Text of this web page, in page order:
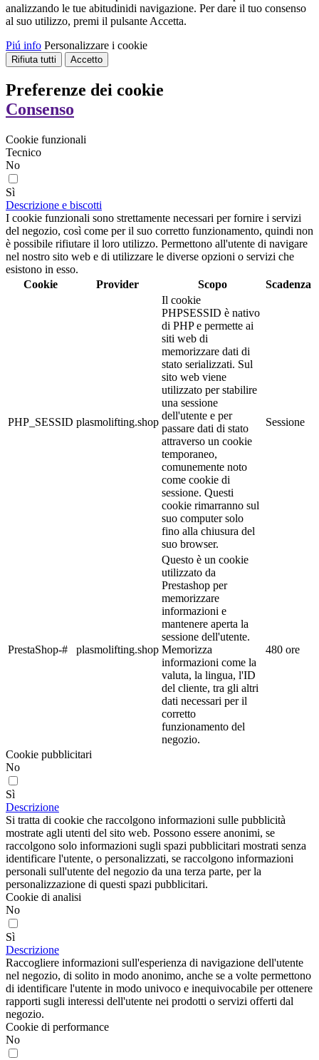
analizzando le tue abitudinidi navigazione. Per dare il tuo consenso
al suo utilizzo, premi il pulsante Accetta.
Piú info Personalizzare i cookie
Rifiuta tutti Accetto
Preferenze dei cookie
Consenso
Cookie funzionali
Tecnico
No
Sì
Descrizione e biscotti
I cookie funzionali sono strettamente necessari per fornire i servizi
del negozio, così come per il suo corretto funzionamento, quindi non
è possibile rifiutare il loro utilizzo. Permettono all'utente di navigare
nel nostro sito web e di utilizzare le diverse opzioni o servizi che
esistono in esso.
Cookie
Provider Scopo Scadenza
PHP_SESSID plasmolifting.shop
Il cookie
PHPSESSID è nativo
di PHP e permette ai
siti web di
memorizzare dati di
stato serializzati. Sul
sito web viene
utilizzato per stabilire
una sessione
dell'utente e per
passare dati di stato
attraverso un cookie
temporaneo,
comunemente noto
come cookie di
sessione. Questi
cookie rimarranno sul
suo computer solo
fino alla chiusura del
suo browser.
Sessione
PrestaShop-# plasmolifting.shop
Questo è un cookie
utilizzato da
Prestashop per
memorizzare
informazioni e
mantenere aperta la
sessione dell'utente.
Memorizza
informazioni come la
valuta, la lingua, l'ID
del cliente, tra gli altri
dati necessari per il
corretto
funzionamento del
negozio.
480 ore
Cookie pubblicitari
No
Sì
Descrizione
Si tratta di cookie che raccolgono informazioni sulle pubblicità
mostrate agli utenti del sito web. Possono essere anonimi, se
raccolgono solo informazioni sugli spazi pubblicitari mostrati senza
identificare l'utente, o personalizzati, se raccolgono informazioni
personali sull'utente del negozio da una terza parte, per la
personalizzazione di questi spazi pubblicitari.
Cookie di analisi
No
Sì
Descrizione
Raccogliere informazioni sull'esperienza di navigazione dell'utente
nel negozio, di solito in modo anonimo, anche se a volte permettono
di identificare l'utente in modo univoco e inequivocabile per ottenere
rapporti sugli interessi dell'utente nei prodotti o servizi offerti dal
negozio.
Cookie di performance
No